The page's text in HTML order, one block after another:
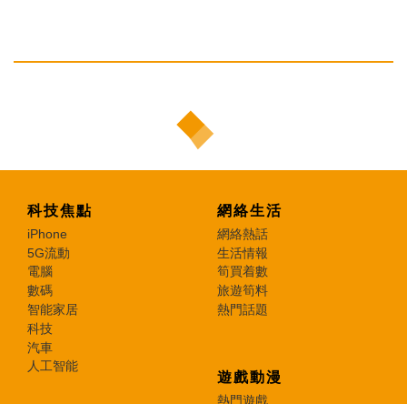
科技焦點
iPhone
5G流動
電腦
數碼
智能家居
科技
汽車
人工智能
網絡生活
網絡熱話
生活情報
筍買着數
旅遊筍料
熱門話題
遊戲動漫
熱門遊戲